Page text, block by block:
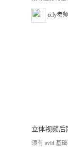
ccly老师
立体视频后
须有 avid 基础